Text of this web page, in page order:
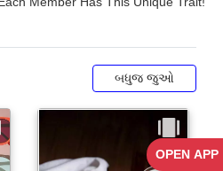
OPEN APP
બધુજ જુઓ